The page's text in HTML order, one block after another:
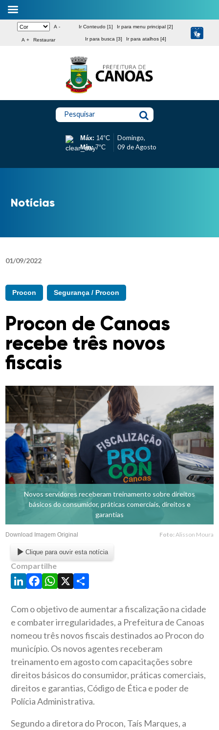
A -
A + Restaurar
Ir Conteudo [1] Ir para menu principal [2]
Ir para busca [3] Ir para atalhos [4]
Pesquisar
Máx: 14°C
Mín:7°C
Domingo,
09 de Agosto
Notícias
01/09/2022
Procon Segurança / Procon
Procon de Canoas
recebe três novos
fiscais
Novos servidores receberam treinamento sobre direitos
básicos do consumidor, práticas comerciais, direitos e
garantias
Download Imagem Original Foto: Alisson Moura
Clique para ouvir esta notícia
Compartilhe
LinkedIn
Facebook
WhatsApp
X Share
Com o objetivo de aumentar a fiscalização na cidade
e combater irregularidades, a Prefeitura de Canoas
nomeou três novos fiscais destinados ao Procon do
município. Os novos agentes receberam
treinamento em agosto com capacitações sobre
direitos básicos do consumidor, práticas comerciais,
direitos e garantias, Código de Ética e poder de
Polícia Administrativa.
Segundo a diretora do Procon, Taís Marques, a